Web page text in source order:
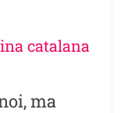
catalana
ma